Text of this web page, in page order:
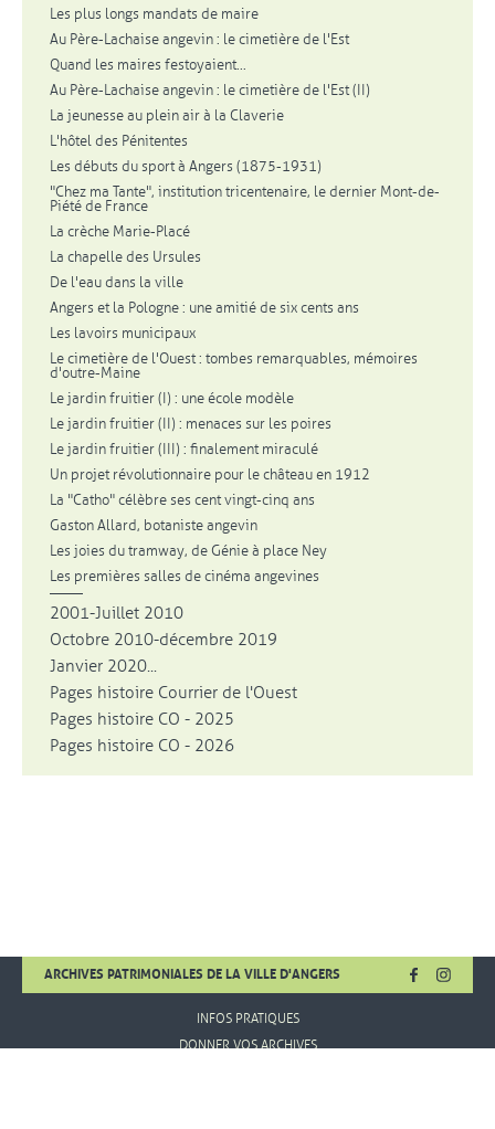
Les plus longs mandats de maire
Au Père-Lachaise angevin : le cimetière de l'Est
Quand les maires festoyaient...
Au Père-Lachaise angevin : le cimetière de l'Est (II)
La jeunesse au plein air à la Claverie
L'hôtel des Pénitentes
Les débuts du sport à Angers (1875-1931)
"Chez ma Tante", institution tricentenaire, le dernier Mont-de-
Piété de France
La crèche Marie-Placé
La chapelle des Ursules
De l'eau dans la ville
Angers et la Pologne : une amitié de six cents ans
Les lavoirs municipaux
Le cimetière de l'Ouest : tombes remarquables, mémoires
d'outre-Maine
Le jardin fruitier (I) : une école modèle
Le jardin fruitier (II) : menaces sur les poires
Le jardin fruitier (III) : finalement miraculé
Un projet révolutionnaire pour le château en 1912
La "Catho" célèbre ses cent vingt-cinq ans
Gaston Allard, botaniste angevin
Les joies du tramway, de Génie à place Ney
Les premières salles de cinéma angevines
2001-Juillet 2010
Octobre 2010-décembre 2019
Janvier 2020...
Pages histoire Courrier de l'Ouest
Pages histoire CO - 2025
Pages histoire CO - 2026
ARCHIVES PATRIMONIALES DE LA VILLE D'ANGERS FACEBOOK
, OUVRE
,
INFOS PRATIQUES
DONNER VOS ARCHIVES